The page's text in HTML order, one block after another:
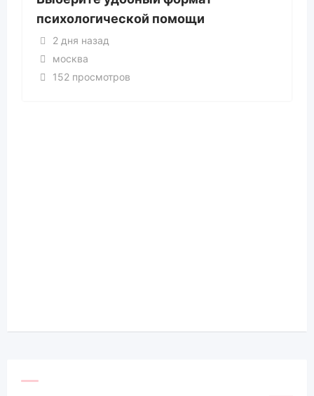
психологической помощи
2 дня назад
москва
152 просмотров